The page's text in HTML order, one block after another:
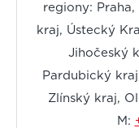
regiony:
kraj, Ústecký
Jihočeský
Pardubický
Zlínský kraj,
M: